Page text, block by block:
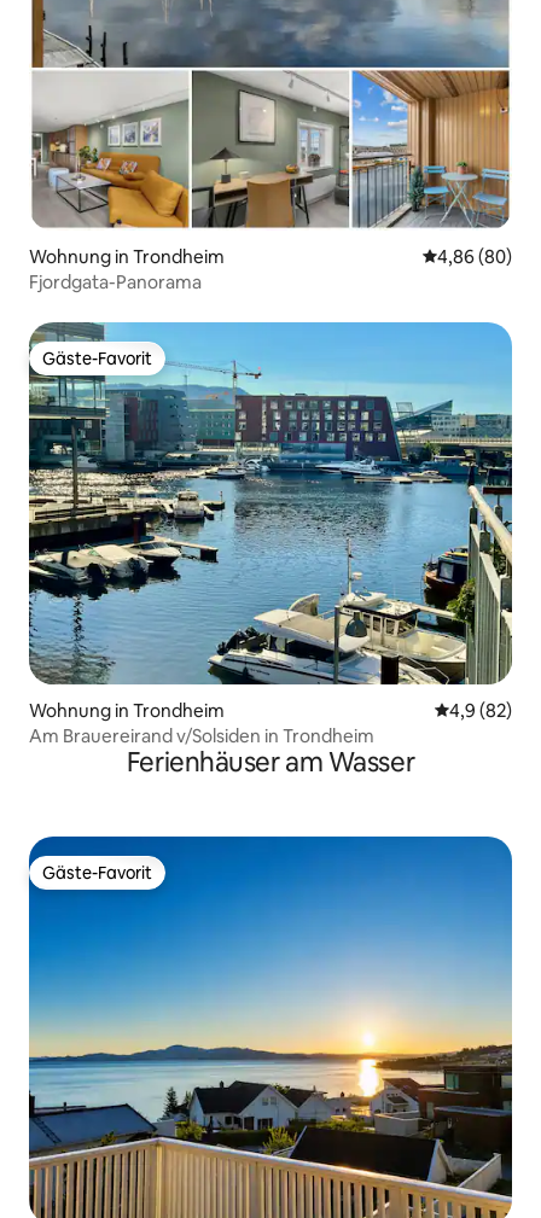
Wohnung in Trondheim
4,86 (80)
Fjordgata-Panorama
Gäste-Favorit
Gäste-Favorit
Wohnung in Trondheim
4,9 (82)
Am Brauereirand v/Solsiden in Trondheim
Ferienhäuser am Wasser
Gäste-Favorit
Gäste-Favorit